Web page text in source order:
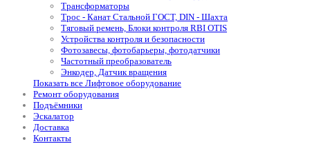
Трансформаторы
Трос - Канат Стальной ГОСТ, DIN - Шахта
Тяговый ремень, Блоки контроля RBI OTIS
Устройства контроля и безопасности
Фотозавесы, фотобарьеры, фотодатчики
Частотный преобразователь
Энкодер, Датчик вращения
Показать все Лифтовое оборудование
Ремонт оборудования
Подъёмники
Эскалатор
Доставка
Контакты